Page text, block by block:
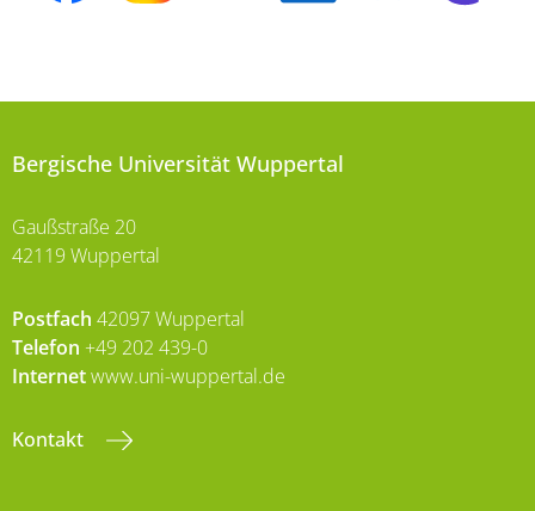
Bergische Universität Wuppertal
Gaußstraße 20
42119 Wuppertal
Postfach 42097 Wuppertal
Telefon +49 202 439-0
Internetwww.uni-wuppertal.de
Kontakt